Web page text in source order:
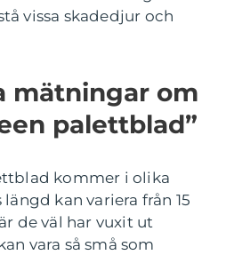
vissa skadedjur och
mätningar om
palettblad”
kommer i olika
kan variera från 15
de väl har vuxit ut
vara så små som